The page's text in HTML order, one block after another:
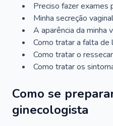
Preciso fazer exames
Minha secreção
A aparência da minha
Como tratar a falta de
Como tratar o
Como tratar os
Como se
ginecologista